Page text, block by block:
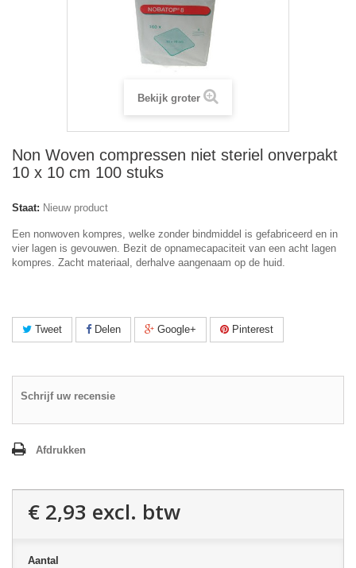
Bekijk groter
Non Woven compressen niet steriel onverpakt
10 x 10 cm 100 stuks
Staat: Nieuw product
Een nonwoven kompres, welke zonder bindmiddel is gefabriceerd en in
vier lagen is gevouwen. Bezit de opnamecapaciteit van een acht lagen
kompres. Zacht materiaal, derhalve aangenaam op de huid.
Tweet Delen Google+ Pinterest
Schrijf uw recensie
Afdrukken
€ 2,93 excl. btw
Aantal